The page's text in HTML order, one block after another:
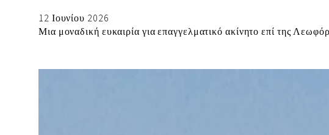
12 Ιουνίου 2026
Μια μοναδική ευκαιρία για επαγγελματικό ακίνητο επί της